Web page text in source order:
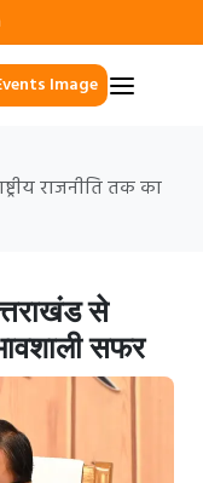
Events Image
राजनीति तक का
से
सफर